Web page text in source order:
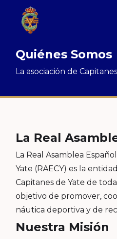
Quiénes Somos
La asociación de
La Real
La Real Asamblea
Yate (RAECY) es la
Capitanes de Yate de
objetivo de promover,
náutica deportiva y de
Nuestra Misión